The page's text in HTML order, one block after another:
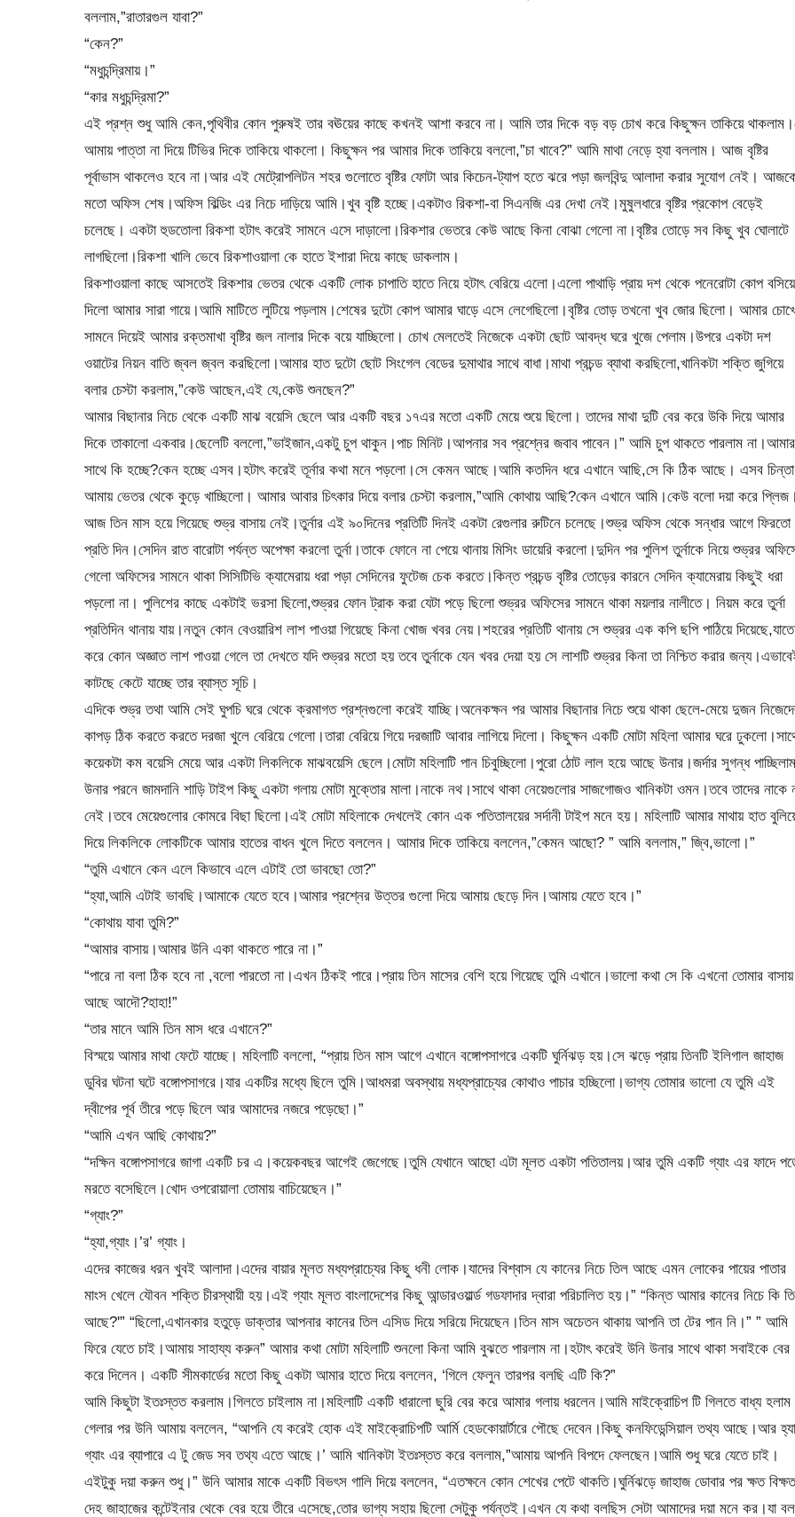
বললাম,”রাতারগুল যাবা?”
“কেন?”
“মধুচন্দ্রিমায়।”
“কার মধুচন্দ্রিমা?”
এই প্রশ্ন শুধু আমি কেন,পৃথিবীর কোন পুরুষই তার বঊয়ের কাছে কখনই আশা করবে না। আমি তার দিকে বড় বড় চোখ করে কিছুক্ষন তাকিয়ে
আমায় পাত্তা না দিয়ে টিভির দিকে তাকিয়ে থাকলো। কিছুক্ষন পর আমার দিকে তাকিয়ে বললো,”চা খাবে?” আমি মাথা নেড়ে হ্যা বললাম। আজ বৃষ্টির
পূর্বাভাস থাকলেও হবে না।আর এই মেট্রোপলিটন শহর গুলোতে বৃষ্টির ফোটা আর কিচেন-ট্যাপ হতে ঝরে পড়া জলবিন্দু আলাদা করার সুযোগ নেই।
মতো অফিস শেষ।অফিস বিল্ডিং এর নিচে দাড়িয়ে আমি।খুব বৃষ্টি হচ্ছে।একটাও রিকশা-বা সিএনজি এর দেখা নেই।মুষুলধারে বৃষ্টির প্রকোপ বেড়েই
চলেছে। একটা হুডতোলা রিকশা হটাৎ করেই সামনে এসে দাড়ালো।রিকশার ভেতরে কেউ আছে কিনা বোঝা গেলো না।বৃষ্টির তোড়ে সব কিছু খুব ঘোলাটে
লাগছিলো।রিকশা খালি ভেবে রিকশাওয়ালা কে হাতে ইশারা দিয়ে কাছে ডাকলাম।
রিকশাওয়ালা কাছে আসতেই রিকশার ভেতর থেকে একটি লোক চাপাতি হাতে নিয়ে হটাৎ বেরিয়ে এলো।এলো পাথাড়ি প্রায় দশ থেকে পনেরোটা কোপ বসিয়ে
দিলো আমার সারা গায়ে।আমি মাটিতে লুটিয়ে পড়লাম।শেষের দুটো কোপ আমার ঘাড়ে এসে লেগেছিলো।বৃষ্টির তোড় তখনো খুব জোর ছিলো। আমার
সামনে দিয়েই আমার রক্তমাখা বৃষ্টির জল নালার দিকে বয়ে যাচ্ছিলো। চোখ মেলতেই নিজেকে একটা ছোট আবদ্ধ ঘরে খুজে পেলাম।উপরে একটা দশ
ওয়াটের নিয়ন বাতি জ্বল জ্বল করছিলো।আমার হাত দুটো ছোট সিংগেল বেডের দুমাথার সাথে বাধা।মাথা প্রচন্ড ব্যাথা করছিলো,খানিকটা শক্তি জুগিয়ে
বলার চেস্টা করলাম,”কেউ আছেন,এই যে,কেউ শুনছেন?”
আমার বিছানার নিচে থেকে একটি মাঝ বয়েসি ছেলে আর একটি বছর ১৭এর মতো একটি মেয়ে শুয়ে ছিলো। তাদের মাথা দুটি বের করে উকি দিয়ে আমার
দিকে তাকালো একবার।ছেলেটি বললো,”ভাইজান,একটু চুপ থাকুন।পাচ মিনিট।আপনার সব প্রশ্নের জবাব পাবেন।” আমি চুপ থাকতে পারলাম না।আমার
সাথে কি হচ্ছে?কেন হচ্ছে এসব।হটাৎ করেই তূর্নার কথা মনে পড়লো।সে কেমন আছে।আমি কতদিন ধরে এখানে আছি,সে কি ঠিক আছে। এসব চিন্তা
আমায় ভেতর থেকে কুড়ে খাচ্ছিলো। আমার আবার চিৎকার দিয়ে বলার চেস্টা করলাম,”আমি কোথায় আছি?কেন এখানে আমি।কেউ বলো দয়া করে
আজ তিন মাস হয়ে গিয়েছে শুভ্র বাসায় নেই।তুর্নার এই ৯০দিনের প্রতিটি দিনই একটা রেগুলার রুটিনে চলেছে।শুভ্র অফিস থেকে সন্ধার আগে ফিরতো
প্রতি দিন।সেদিন রাত বারোটা পর্যন্ত অপেক্ষা করলো তুর্না।তাকে ফোনে না পেয়ে থানায় মিসিং ডায়েরি করলো।দুদিন পর পুলিশ তুর্নাকে নিয়ে শুভ্রর
গেলো অফিসের সামনে থাকা সিসিটিভি ক্যামেরায় ধরা পড়া সেদিনের ফুটেজ চেক করতে।কিন্ত প্রচন্ড বৃষ্টির তোড়ের কারনে সেদিন ক্যামেরায় কিছুই ধরা
পড়লো না। পুলিশের কাছে একটাই ভরসা ছিলো,শুভ্রর ফোন ট্রাক করা যেটা পড়ে ছিলো শুভ্রর অফিসের সামনে থাকা ময়লার নালীতে। নিয়ম করে তুর্না
প্রতিদিন থানায় যায়।নতুন কোন বেওয়ারিশ লাশ পাওয়া গিয়েছে কিনা খোজ খবর নেয়।শহরের প্রতিটি থানায় সে শুভ্রর এক কপি ছপি পাঠিয়ে দিয়েছে,যাতে
করে কোন অজ্ঞাত লাশ পাওয়া গেলে তা দেখতে যদি শুভ্রর মতো হয় তবে তুর্নাকে যেন খবর দেয়া হয় সে লাশটি শুভ্রর কিনা তা নিশ্চিত করার
কাটছে কেটে যাচ্ছে তার ব্যাস্ত সূচি।
এদিকে শুভ্র তথা আমি সেই ঘুপচি ঘরে থেকে ক্রমাগত প্রশ্নগুলো করেই যাচ্ছি।অনেকক্ষন পর আমার বিছানার নিচে শুয়ে থাকা ছেলে-মেয়ে দুজন
কাপড় ঠিক করতে করতে দরজা খুলে বেরিয়ে গেলো।তারা বেরিয়ে গিয়ে দরজাটি আবার লাগিয়ে দিলো। কিছুক্ষন একটি মোটা মহিলা আমার ঘরে
কয়েকটা কম বয়েসি মেয়ে আর একটা লিকলিকে মাঝবয়েসি ছেলে।মোটা মহিলাটি পান চিবুচ্ছিলো।পুরো ঠোট লাল হয়ে আছে উনার।জর্দার সুগন্ধ
উনার পরনে জামদানি শাড়ি টাইপ কিছু একটা গলায় মোটা মুক্তোর মালা।নাকে নথ।সাথে থাকা নেয়েগুলোর সাজগোজও খানিকটা ওমন।তবে তাদের নাকে
নেই।তবে মেয়েগুলোর কোমরে বিছা ছিলো।এই মোটা মহিলাকে দেখলেই কোন এক পতিতালয়ের সর্দানী টাইপ মনে হয়। মহিলাটি আমার মাথায় হাত
দিয়ে লিকলিকে লোকটিকে আমার হাতের বাধন খুলে দিতে বললেন। আমার দিকে তাকিয়ে বললেন,”কেমন আছো? ” আমি বললাম,” জ্বি,ভালো।”
“তুমি এখানে কেন এলে কিভাবে এলে এটাই তো ভাবছো তো?”
“হ্যা,আমি এটাই ভাবছি।আমাকে যেতে হবে।আমার প্রশ্নের উত্তর গুলো দিয়ে আমায় ছেড়ে দিন।আমায় যেতে হবে।”
“কোথায় যাবা তুমি?”
“আমার বাসায়।আমার উনি একা থাকতে পারে না।”
“পারে না বলা ঠিক হবে না ,বলো পারতো না।এখন ঠিকই পারে।প্রায় তিন মাসের বেশি হয়ে গিয়েছে তুমি এখানে।ভালো কথা সে কি এখনো তোমার বাসায়
আছে আদৌ?হাহা!”
“তার মানে আমি তিন মাস ধরে এখানে?”
বিস্ময়ে আমার মাথা ফেটে যাচ্ছে। মহিলাটি বললো, “প্রায় তিন মাস আগে এখানে বঙ্গোপসাগরে একটি ঘুর্নিঝড় হয়।সে ঝড়ে প্রায় তিনটি ইলিগাল জাহাজ
ডুবির ঘটনা ঘটে বঙ্গোপসাগরে।যার একটির মধ্যে ছিলে তুমি।আধমরা অবস্থায় মধ্যপ্রাচ্যের কোথাও পাচার হচ্ছিলো।ভাগ্য তোমার ভালো যে তুমি এই
দ্বীপের পূর্ব তীরে পড়ে ছিলে আর আমাদের নজরে পড়েছো।”
“আমি এখন আছি কোথায়?”
“দক্ষিন বঙ্গোপসাগরে জাগা একটি চর এ।কয়েকবছর আগেই জেগেছে।তুমি যেখানে আছো এটা মূলত একটা পতিতালয়।আর তুমি একটি গ্যাং এর ফাদে
মরতে বসেছিলে।খোদ ওপরোয়ালা তোমায় বাচিয়েছেন।”
“গ্যাং?”
“হ্যা,গ্যাং।’র’ গ্যাং।
এদের কাজের ধরন খুবই আলাদা।এদের বায়ার মূলত মধ্যপ্রাচ্যের কিছু ধনী লোক।যাদের বিশ্বাস যে কানের নিচে তিল আছে এমন লোকের পায়ের পাতার
মাংস খেলে যৌবন শক্তি চীরস্থায়ী হয়।এই গ্যাং মূলত বাংলাদেশের কিছু আন্ডারওয়ার্ল্ড গডফাদার দ্বারা পরিচালিত হয়।” “কিন্ত আমার কানের নিচে কি
আছে?'” “ছিলো,এখানকার হতুড়ে ডাক্তার আপনার কানের তিল এসিড দিয়ে সরিয়ে দিয়েছেন।তিন মাস অচেতন থাকায় আপনি তা টের পান নি।” ” আমি
ফিরে যেতে চাই।আমায় সাহায্য করুন” আমার কথা মোটা মহিলাটি শুনলো কিনা আমি বুঝতে পারলাম না।হটাৎ করেই উনি উনার সাথে থাকা সবাইকে বের
করে দিলেন। একটি সীমকার্ডের মতো কিছু একটা আমার হাতে দিয়ে বললেন, ‘গিলে ফেলুন তারপর বলছি এটি কি?”
আমি কিছুটা ইতঃস্তত করলাম।গিলতে চাইলাম না।মহিলাটি একটি ধারালো ছুরি বের করে আমার গলায় ধরলেন।আমি মাইক্রোচিপ টি গিলতে বাধ্য
গেলার পর উনি আমায় বললেন, “আপনি যে করেই হোক এই মাইক্রোচিপটি আর্মি হেডকোয়ার্টারে পৌছে দেবেন।কিছু কনফিডেন্সিয়াল তথ্য আছে।আর
গ্যাং এর ব্যাপারে এ টু জেড সব তথ্য এতে আছে।’ আমি খানিকটা ইতঃস্তত করে বললাম,”আমায় আপনি বিপদে ফেলছেন।আমি শুধু ঘরে যেতে চাই।
এইটুকু দয়া করুন শুধু।” উনি আমার মাকে একটি বিভৎস গালি দিয়ে বললেন, “এতক্ষনে কোন শেখের পেটে থাকতি।ঘুর্নিঝড়ে জাহাজ ডোবার পর ক্ষত বিক্ষত
দেহ জাহাজের কন্টেইনার থেকে বের হয়ে তীরে এসেছে,তোর ভাগ্য সহায় ছিলো সেটুকু পর্যন্তই।এখন যে কথা বলছিস সেটা আমাদের দয়া মনে কর।যা